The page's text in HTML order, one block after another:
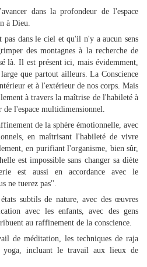
dans la profondeur de l'espace
à Dieu.
pas dans le ciel et qu'il n'y a aucun sens
des montagnes à la recherche de
là. Il est présent ici, mais évidemment,
que partout ailleurs. La Conscience
et à l'extérieur de nos corps. Mais
à travers la maîtrise de l'habileté à
de l'espace multidimensionnel.
de la sphère émotionnelle, avec
en maîtrisant l'habileté de vivre
en purifiant l'organisme, bien sûr,
est impossible sans changer sa diète
est aussi en accordance avec le
ne tuerez pas''.
subtils de nature, avec des œuvres
avec les enfants, avec des gens
au raffinement de la conscience.
de méditation, les techniques de raja
incluant le travail aux lieux de